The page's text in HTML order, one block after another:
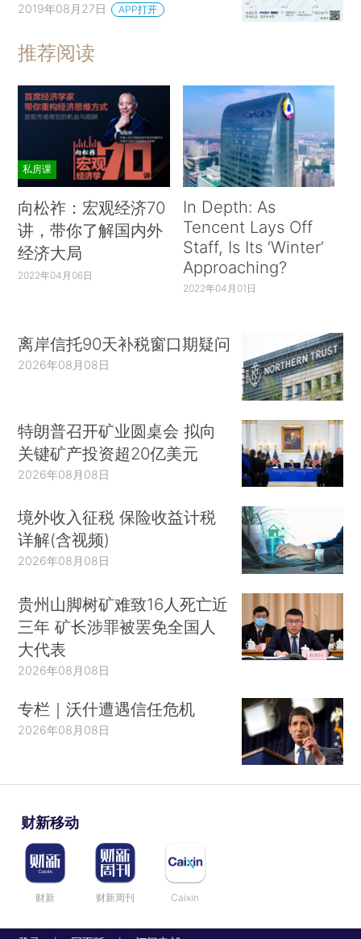
2019年08月27日 APP打开
推荐阅读
私房课
向松祚：宏观经济70
讲，带你了解国内外
经济大局
2022年04月06日
In Depth: As
Tencent Lays Off
Staff, Is Its ‘Winter’
Approaching?
2022年04月01日
离岸信托90天补税窗口期疑问
2026年08月08日
特朗普召开矿业圆桌会 拟向
关键矿产投资超20亿美元
2026年08月08日
境外收入征税 保险收益计税
详解(含视频)
2026年08月08日
贵州山脚树矿难致16人死亡近
三年 矿长涉罪被罢免全国人
大代表
2026年08月08日
专栏｜沃什遭遇信任危机
2026年08月08日
财新移动
财新 财新周刊 Caixin